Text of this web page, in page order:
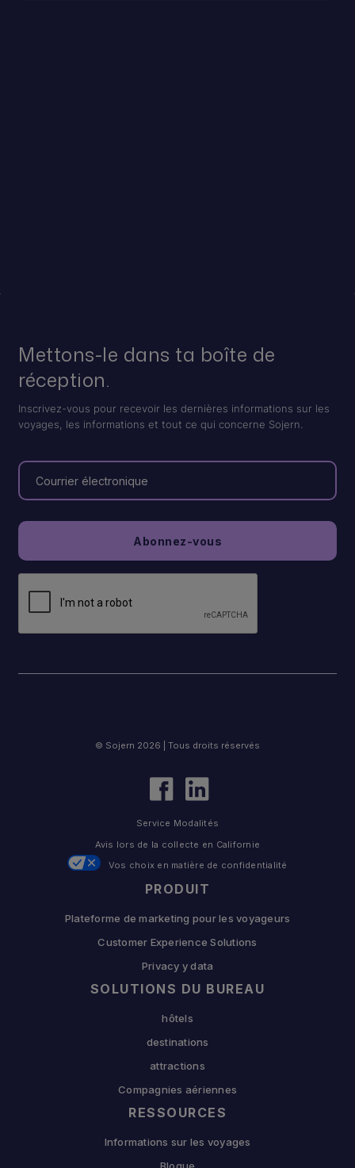
Mettons-le dans ta boîte de
réception.
Inscrivez-vous pour recevoir les dernières informations sur les
voyages, les informations et tout ce qui concerne Sojern.
PRODUIT
Plateforme de marketing pour les voyageurs
Customer Experience Solutions
Privacy y data
SOLUTIONS DU BUREAU
hôtels
destinations
attractions
Compagnies aériennes
RESSOURCES
Informations sur les voyages
© Sojern 2026 | Tous droits réservés
Service Modalités
Avis lors de la collecte en Californie
Vos choix en matière de confidentialité